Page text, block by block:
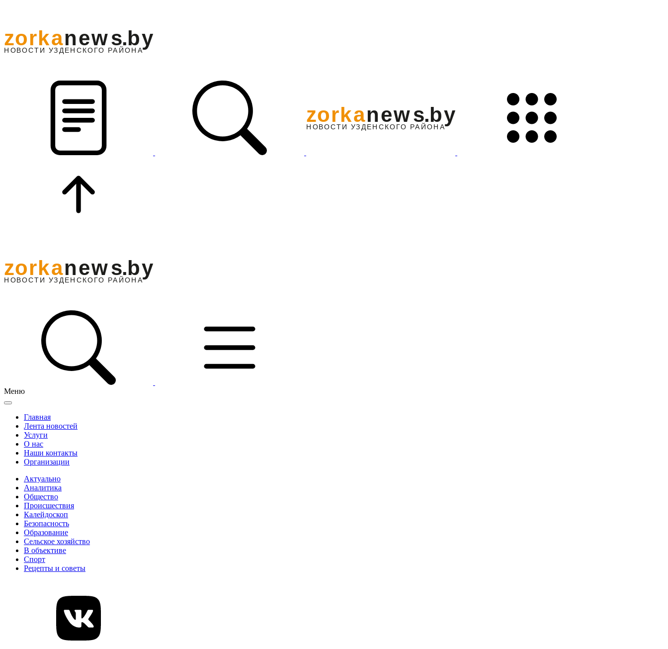
НО ВОСТИ УЗДЕНС КО ГО РАЙОНА
zorkanews.by
Меню
Главная
Лента новостей
Услуги
О нас
Наши контакты
Организации
Актуально
Аналитика
Общество
Происшествия
Калейдоскоп
Безопасность
Образование
Сельское хозяйство
В объективе
Спорт
Рецепты и советы